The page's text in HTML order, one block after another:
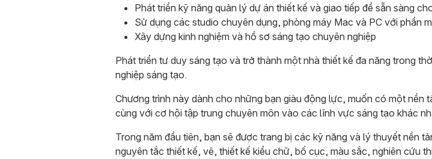
Phát triển kỹ năng quản lý dự án thiết kế và giao tiếp để sẵn sàng
Sử dụng các studio chuyên dụng, phòng máy Mac và PC với phần
Xây dựng kinh nghiệm và hồ sơ sáng tạo chuyên nghiệp
Phát triển tư duy sáng tạo và trở thành một nhà thiết kế đa năng trong
nghiệp sáng tạo.
Chương trình này dành cho những bạn giàu động lực, muốn có một nền
cùng với cơ hội tập trung chuyên môn vào các lĩnh vực sáng tạo khác
Trong năm đầu tiên, bạn sẽ được trang bị các kỹ năng và lý thuyết nền
nguyên tắc thiết kế, vẽ, thiết kế kiểu chữ, bố cục, màu sắc, nghiên cứu